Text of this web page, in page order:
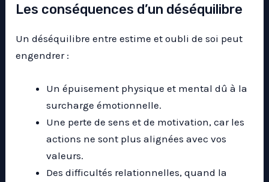
Les conséquences d’un déséquilibre
Un déséquilibre entre estime et oubli de soi peut
engendrer :
Un épuisement physique et mental dû à la
surcharge émotionnelle.
Une perte de sens et de motivation, car les
actions ne sont plus alignées avec vos
valeurs.
Des difficultés relationnelles, quand la